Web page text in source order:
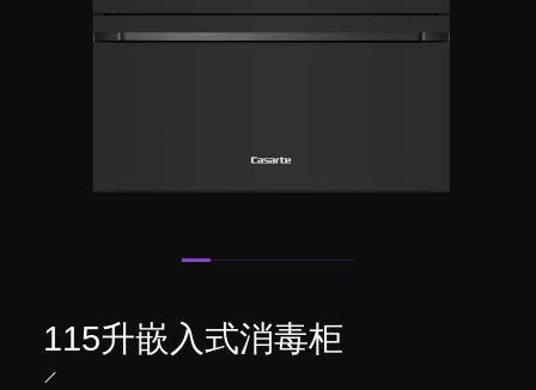
115升嵌入式消毒柜